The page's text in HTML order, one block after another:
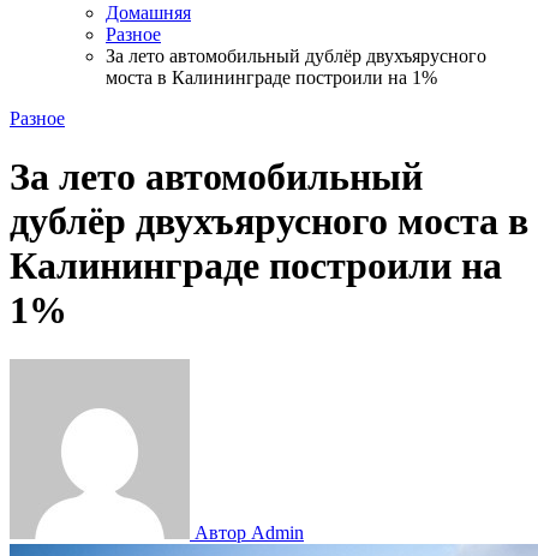
Домашняя
Разное
За лето автомобильный дублёр двухъярусного
моста в Калининграде построили на 1%
Разное
За лето автомобильный
дублёр двухъярусного моста в
Калининграде построили на
1%
Автор Admin